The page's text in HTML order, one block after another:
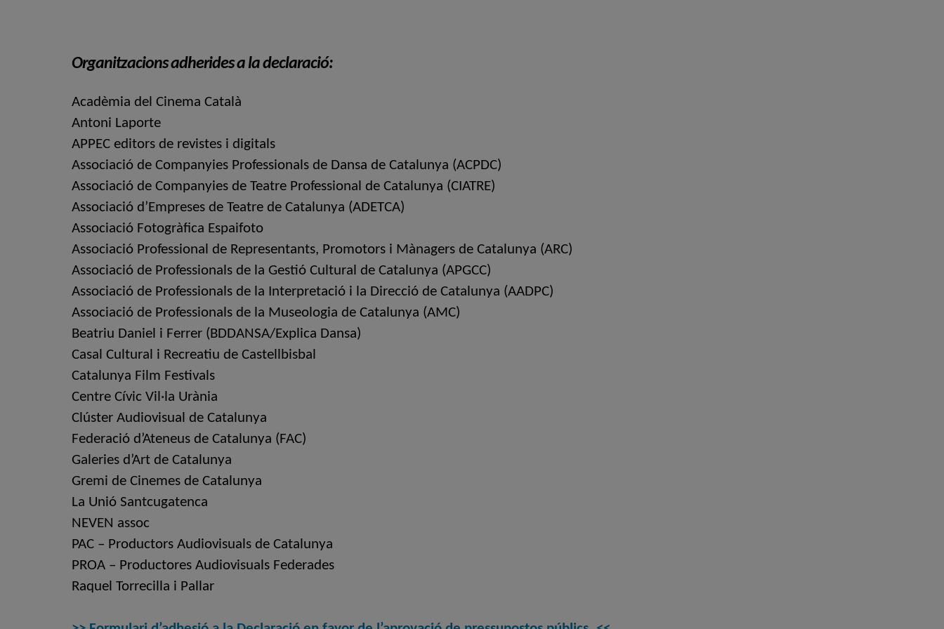
Organitzacions adherides a la declaració:
Acadèmia del Cinema Català
Antoni Laporte
APPEC editors de revistes i digitals
Associació de Companyies Professionals de Dansa de Catalunya (ACPDC)
Associació de Companyies de Teatre Professional de Catalunya (CIATRE)
Associació d’Empreses de Teatre de Catalunya (ADETCA)
Associació Fotogràfica Espaifoto
Associació Professional de Representants, Promotors i Mànagers de Catalunya (ARC)
Associació de Professionals de la Gestió Cultural de Catalunya (APGCC)
Associació de Professionals de la Interpretació i la Direcció de Catalunya (AADPC)
Associació de Professionals de la Museologia de Catalunya (AMC)
Beatriu Daniel i Ferrer (BDDANSA/Explica Dansa)
Casal Cultural i Recreatiu de Castellbisbal
Catalunya Film Festivals
Centre Cívic Vil·la Urània
Clúster Audiovisual de Catalunya
Federació d’Ateneus de Catalunya (FAC)
Galeries d’Art de Catalunya
Gremi de Cinemes de Catalunya
La Unió Santcugatenca
NEVEN assoc
PAC – Productors Audiovisuals de Catalunya
PROA – Productores Audiovisuals Federades
Raquel Torrecilla i Pallar